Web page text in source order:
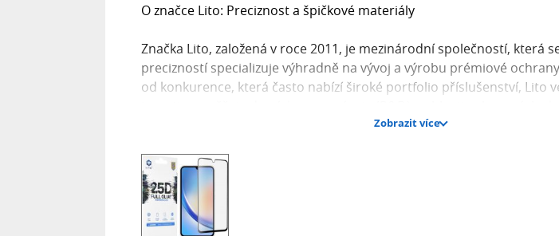
O značce Lito: Preciznost a špičkové materiály
Značka Lito, založená v roce 2011, je mezinárodní společností, která
precizností specializuje výhradně na vývoj a výrobu prémiové
od konkurence, která často nabízí široké portfolio příslušenství, Lito
tomuto zaměření si vybudovala reputaci jako přední OEM/ODM
pokročilé výrobní technologie a dostupná cena.
Design a parametry: Dokonalá ochrana s elegantním vzhledem
Zobrazit více